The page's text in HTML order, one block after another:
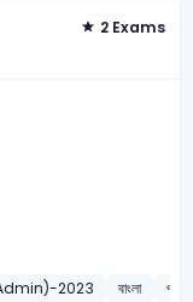
2 Exams
2023 বাংলা